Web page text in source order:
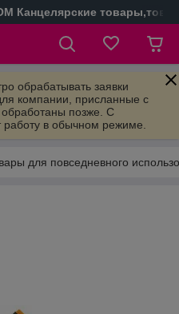
обрабатывать заявки
компании, присланные с
позже. С
в обычном режиме.
для повседневного